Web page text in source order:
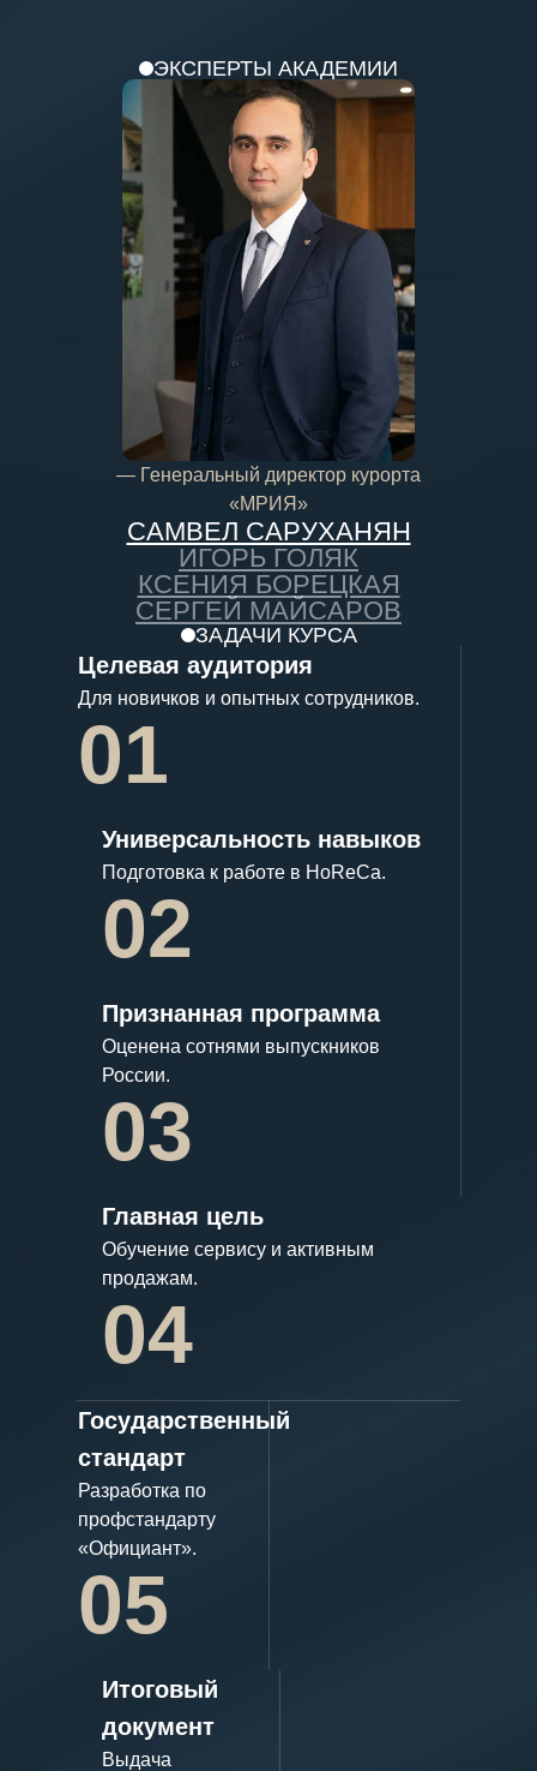
ЭКСПЕРТЫ АКАДЕМИИ
— Генеральный директор курорта
«МРИЯ»
САМВЕЛ САРУХАНЯН
ИГОРЬ ГОЛЯК
КСЕНИЯ БОРЕЦКАЯ
СЕРГЕЙ МАЙСАРОВ
ЗАДАЧИ КУРСА
Целевая аудитория
Для новичков и опытных сотрудников.
01
Универсальность навыков
Подготовка к работе в HoReCa.
02
Признанная программа
Оценена сотнями выпускников
России.
03
Главная цель
Обучение сервису и активным
продажам.
04
Государственный
стандарт
Разработка по
профстандарту
«Официант».
05
Итоговый
документ
Выдача